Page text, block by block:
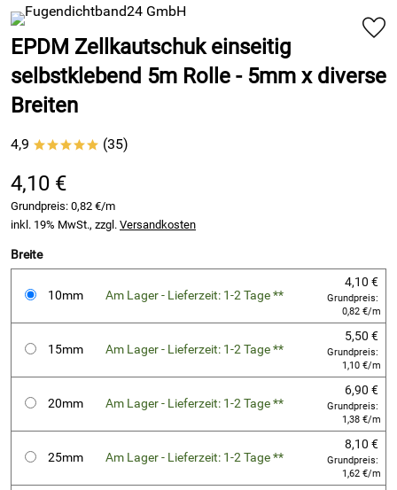
EPDM Zellkautschuk einseitig
selbstklebend 5m Rolle - 5mm x diverse
Breiten
4,9 ***** (35)
4,10 €
Grundpreis: 0,82 €/m
inkl. 19% MwSt., zzgl. Versandkosten
Breite
10mm Am Lager - Lieferzeit: 1-2 Tage **
4,10 €
Grundpreis:
0,82 €/m
15mm Am Lager - Lieferzeit: 1-2 Tage **
5,50 €
Grundpreis:
1,10 €/m
20mm Am Lager - Lieferzeit: 1-2 Tage **
6,90 €
Grundpreis:
1,38 €/m
25mm Am Lager - Lieferzeit: 1-2 Tage **
8,10 €
Grundpreis:
1,62 €/m